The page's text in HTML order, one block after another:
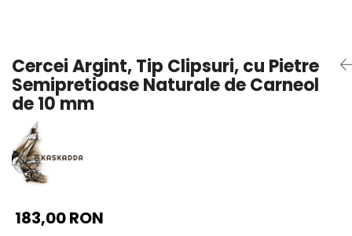
Pandantive cu Perle
Brose cu Perle
Cercei Argint, Tip Clipsuri, cu Pietre
Semipretioase Naturale de Carneol
de 10 mm
183,00 RON